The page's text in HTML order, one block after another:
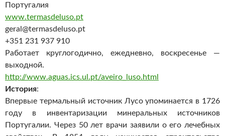
Португалия
www.termasdeluso.pt
geral@termasdeluso.pt
+351 231 937 910
Работает круглогодично, ежедневно, воскресенье —
выходной.
http://www.aguas.ics.ul.pt/aveiro_luso.html
История:
Впервые термальный источник Лусо упоминается в 1726
году в инвентаризации минеральных источников
Португалии. Через 50 лет врачи заявили о его лечебных